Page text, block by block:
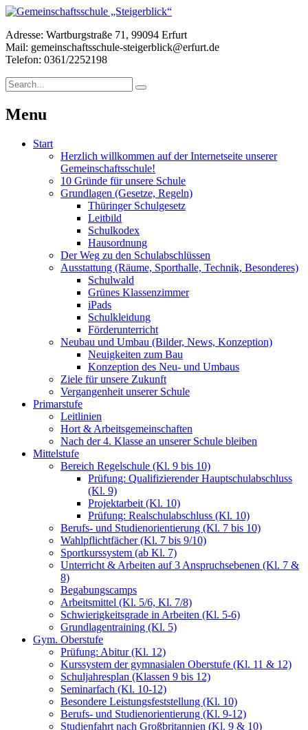
Adresse: Wartburgstraße 71, 99094 Erfurt
Mail: gemeinschaftsschule-steigerblick@erfurt.de
Telefon: 0361/2252198
Menu
Start
Herzlich willkommen auf der Internetseite unserer
Gemeinschaftsschule!
10 Gründe für unsere Schule
Grundlagen (Gesetze, Regeln)
Thüringer Schulgesetz
Leitbild
Schulkodex
Hausordnung
Der Weg zu den Schulabschlüssen
Ausstattung (Räume, Sporthalle, Technik, Besonderes)
Schulwald
Grünes Klassenzimmer
iPads
Schulkleidung
Förderunterricht
Neubau und Umbau (Bilder, News, Konzeption)
Neuigkeiten zum Bau
Konzeption des Neu- und Umbaus
Ziele für unsere Zukunft
Vergangenheit unserer Schule
Primarstufe
Leitlinien
Hort & Arbeitsgemeinschaften
Nach der 4. Klasse an unserer Schule bleiben
Mittelstufe
Bereich Regelschule (Kl. 9 bis 10)
Prüfung: Qualifizierender Hauptschulabschluss
(Kl. 9)
Projektarbeit (Kl. 10)
Prüfung: Realschulabschluss (Kl. 10)
Berufs- und Studienorientierung (Kl. 7 bis 10)
Wahlpflichtfächer (Kl. 7 bis 9/10)
Sportkurssystem (ab Kl. 7)
Unterricht & Arbeiten auf 3 Anspruchsebenen (Kl. 7 &
8)
Begabungscamps
Arbeitsmittel (Kl. 5/6, Kl. 7/8)
Schwierigkeitsgrade in Arbeiten (Kl. 5-6)
Grundlagentraining (Kl. 5)
Gym. Oberstufe
Prüfung: Abitur (Kl. 12)
Kurssystem der gymnasialen Oberstufe (Kl. 11 & 12)
Schuljahresplan (Klassen 9 bis 12)
Seminarfach (Kl. 10-12)
Besondere Leistungsfeststellung (Kl. 10)
Berufs- und Studienorientierung (Kl. 9-12)
Studienfahrt nach Großbritannien (Kl. 9 & 10)